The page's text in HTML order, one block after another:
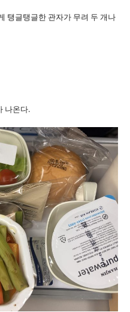
탱글탱글한 관자가 무려 두 개나
나온다.